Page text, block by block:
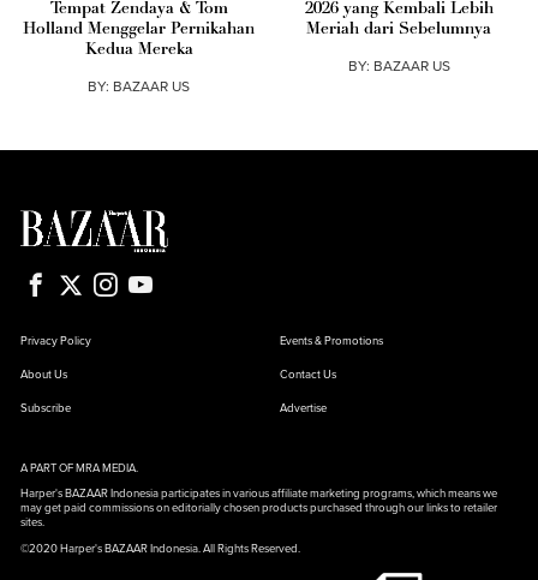
Tempat Zendaya & Tom
Holland Menggelar Pernikahan
Kedua Mereka
BY: BAZAAR US
2026 yang Kembali Lebih
Meriah dari Sebelumnya
BY: BAZAAR US
Privacy Policy Events & Promotions
About Us Contact Us
Subscribe Advertise
A PART OF MRA MEDIA.
Harper's BAZAAR Indonesia participates in various affiliate marketing programs, which means we
may get paid commissions on editorially chosen products purchased through our links to retailer
sites.
©2020 Harper's BAZAAR Indonesia. All Rights Reserved.